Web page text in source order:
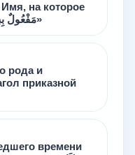
падает действие глагола «مَفْعُولٌ بِهِ»
приказной
времени